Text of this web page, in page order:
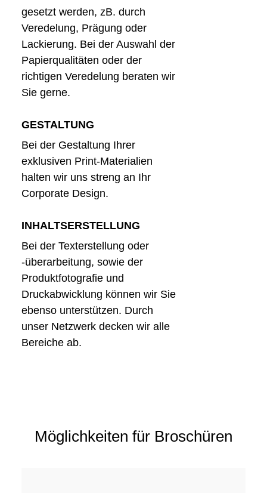
gesetzt werden, zB. durch
Veredelung, Prägung oder
Lackierung. Bei der Auswahl der
Papierqualitäten oder der
richtigen Veredelung beraten wir
Sie gerne.
GESTALTUNG
Bei der Gestaltung Ihrer
exklusiven Print-Materialien
halten wir uns streng an Ihr
Corporate Design.
INHALTSERSTELLUNG
Bei der Texterstellung oder
-überarbeitung, sowie der
Produktfotografie und
Druckabwicklung können wir Sie
ebenso unterstützen. Durch
unser Netzwerk decken wir alle
Bereiche ab.
Möglichkeiten für Broschüren